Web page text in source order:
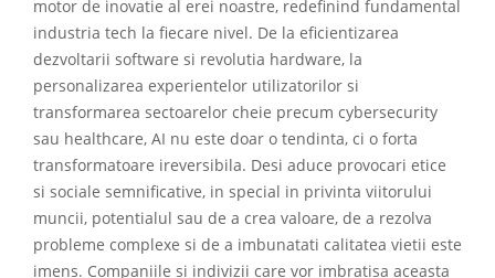
motor de inovatie al erei noastre, redefinind fundamental
industria tech la fiecare nivel. De la eficientizarea
dezvoltarii software si revolutia hardware, la
personalizarea experientelor utilizatorilor si
transformarea sectoarelor cheie precum cybersecurity
sau healthcare, AI nu este doar o tendinta, ci o forta
transformatoare ireversibila. Desi aduce provocari etice
si sociale semnificative, in special in privinta viitorului
muncii, potentialul sau de a crea valoare, de a rezolva
probleme complexe si de a imbunatati calitatea vietii este
imens. Companiile si indivizii care vor imbratisa aceasta